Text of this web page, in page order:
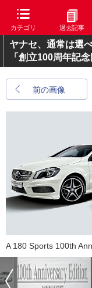
カテゴリ 過去記事
ヤナセ、通常は選
「創立100周年記念
前の画像
A 180 Sports 100th